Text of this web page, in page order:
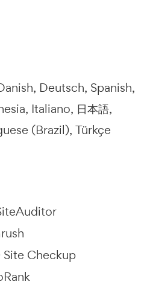
Deutsch Spanish
Italiano 日本語
(Brazil) Türkçe
Checkup